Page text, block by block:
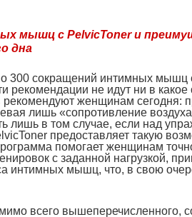
мышц с PelvicToner и
дна
300 сокращений интимных мышц
рекомендации не идут ни в
рекомендуют женщинам
лишь «сопротивление
лишь в том случае, если над
предоставляет такую
помогает женщинам
с заданной нагрузкой,
интимных мышц, что, в свою
всего вышеперечисленного,